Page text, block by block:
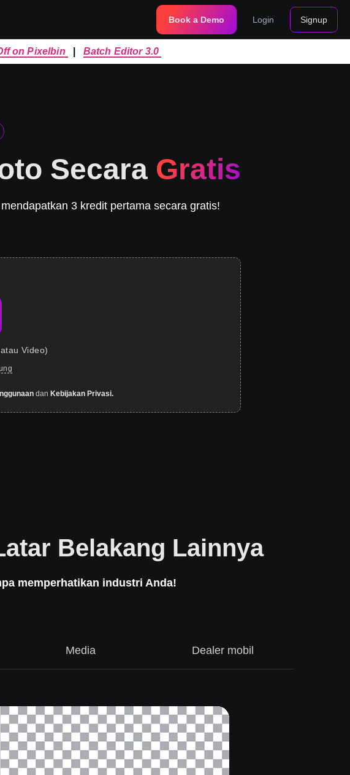
Book a Demo Login Signup
on Pixelbin Batch Editor 3.0
Secara Gratis
3 kredit pertama secara gratis!
Video)
dan Kebijakan Privasi.
Belakang Lainnya
memperhatikan industri Anda!
Media Dealer mobil